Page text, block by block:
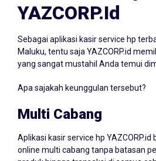
YAZCORP.id
Maluku, tentu saja YAZCORP.id
yang sangat mustahil Anda temui
Multi Cabang
online multi cabang tanpa batasan
produk hingga transaksi di semua